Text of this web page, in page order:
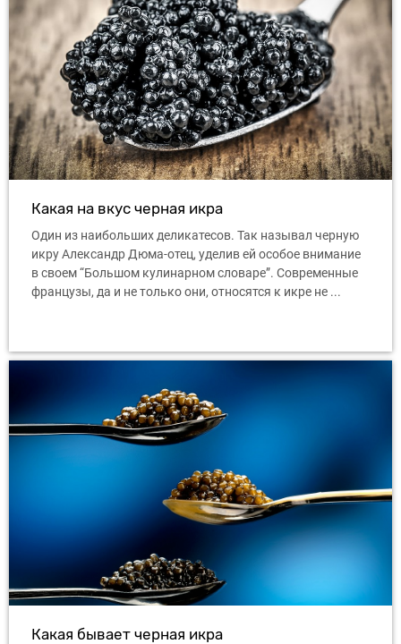
Какая на вкус черная икра
Один из наибольших деликатесов. Так называл черную
икру Александр Дюма-отец, уделив ей особое внимание
в своем “Большом кулинарном словаре”. Современные
французы, да и не только они, относятся к икре не ...
Какая бывает черная икра